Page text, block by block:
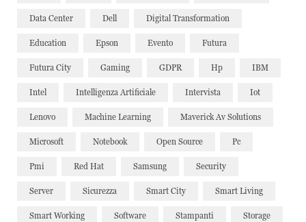
Data Center Dell Digital Transformation
Education Epson Evento Futura
Futura City Gaming GDPR Hp IBM
Intel Intelligenza Artificiale Intervista Iot
Lenovo Machine Learning Maverick Av Solutions
Microsoft Notebook Open Source Pc
Pmi Red Hat Samsung Security
Server Sicurezza Smart City Smart Living
Smart Working Software Stampanti Storage